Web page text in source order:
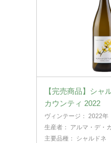
【完売商品】シャ
カウンティ 2022
ヴィンテージ： 2022年
生産者： アルマ・デ・
主要品種： シャルドネ